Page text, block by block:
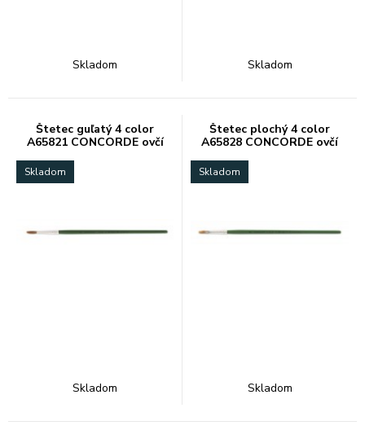
Skladom Skladom
Štetec guľatý 4 color
A65821 CONCORDE ovčí
Skladom
Skladom
Štetec plochý 4 color
A65828 CONCORDE ovčí
Skladom
Skladom